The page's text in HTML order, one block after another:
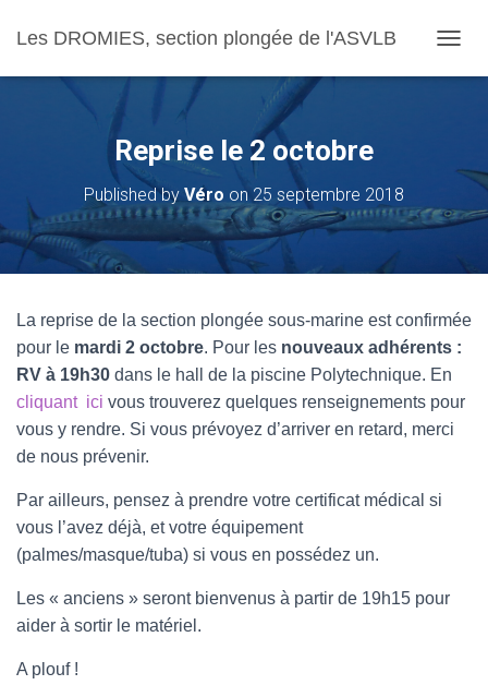
Les DROMIES, section plongée de l'ASVLB
Reprise le 2 octobre
Published by Véro on 25 septembre 2018
La reprise de la section plongée sous-marine est confirmée
pour le mardi 2 octobre. Pour les nouveaux adhérents :
RV à 19h30 dans le hall de la piscine Polytechnique. En
cliquant ici vous trouverez quelques renseignements pour
vous y rendre. Si vous prévoyez d’arriver en retard, merci
de nous prévenir.
Par ailleurs, pensez à prendre votre certificat médical si
vous l’avez déjà, et votre équipement
(palmes/masque/tuba) si vous en possédez un.
Les « anciens » seront bienvenus à partir de 19h15 pour
aider à sortir le matériel.
A plouf !